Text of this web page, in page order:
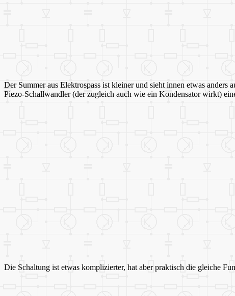
Der Summer aus Elektrospass ist kleiner und sieht innen etwas
Piezo-Schallwandler (der zugleich auch wie ein Kondensator wirkt)
Die Schaltung ist etwas komplizierter, hat aber praktisch die gleiche